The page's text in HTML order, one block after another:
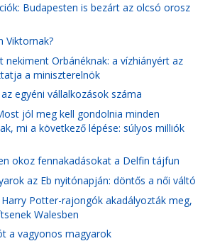
Budapesten is bezárt az olcsó orosz
Viktornak?
nekiment Orbánéknak: a vízhiányért az
a miniszterelnök
egyéni vállalkozások száma
jól meg kell gondolnia minden
mi a következő lépése: súlyos milliók
okoz fennakadásokat a Delfin tájfun
az Eb nyitónapján: döntős a női váltó
Potter-rajongók akadályozták meg,
Walesben
a vagyonos magyarok